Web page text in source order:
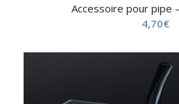
Accessoire pour pipe
4,70€